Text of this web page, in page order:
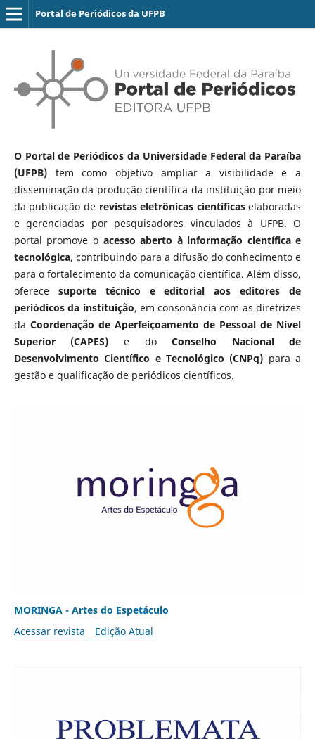
Portal de Periódicos da UFPB
O Portal de Periódicos da Universidade Federal da Paraíba
(UFPB)tem como objetivo ampliar a visibilidade e a
disseminação da produção científica da instituição por meio
da publicação de revistas eletrônicas científicaselaboradas
e gerenciadas por pesquisadores vinculados à UFPB. O
portal promove o acesso aberto à informação científica e
tecnológica, contribuindo para a difusão do conhecimento e
para o fortalecimento da comunicação científica. Além disso,
oferece suporte técnico e editorial aos editores de
periódicos da instituição, em consonância com as diretrizes
da Coordenação de Aperfeiçoamento de Pessoal de Nível
Superior (CAPES) e doConselho Nacional de
Desenvolvimento Científico e Tecnológico (CNPq) para a
gestão e qualificação de periódicos científicos.
MORINGA - Artes do Espetáculo
Acessar revista
Edição Atual